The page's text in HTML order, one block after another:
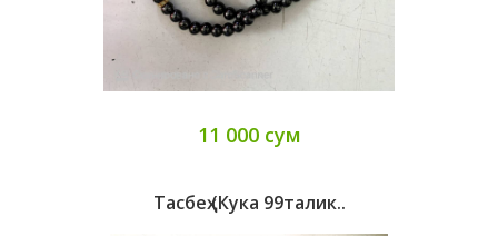
11 000 сум
Тасбеҳ (кука 99талик..